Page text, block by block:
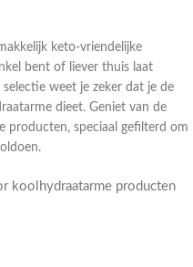
keto-vriendelijke
bent of liever thuis laat
weet je zeker dat je de
dieet. Geniet van de
producten, speciaal gefilterd om
koolhydraatarme producten